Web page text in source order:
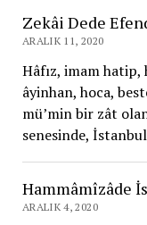
Zekâi Dede
ARALIK 11, 2020
Hâfız, imam
âyinhan, hoca,
mü’min bir zât
senesinde,
Hammâmîzâde
ARALIK 4, 2020